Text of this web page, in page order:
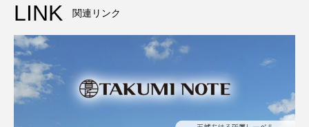
LINK 関連リンク